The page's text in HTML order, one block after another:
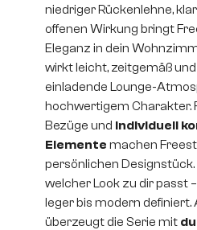
niedriger Rückenlehne,
offenen Wirkung bringt
Eleganz in dein
wirkt leicht, zeitgemäß
einladende Lounge-
hochwertigem Charakter.
Bezüge und individuell
Elemente machen
persönlichen
welcher Look zu dir passt
leger bis modern definiert.
überzeugt die Serie mit